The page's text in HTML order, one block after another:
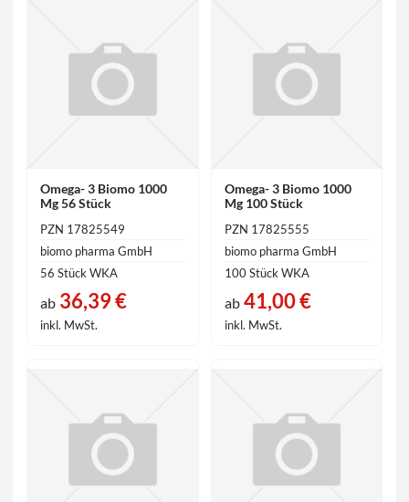
Omega- 3 Biomo 1000
Mg 56 Stück
PZN 17825549
biomo pharma GmbH
56 Stück WKA
ab 36,39 €
inkl. MwSt.
Omega- 3 Biomo 1000
Mg 100 Stück
PZN 17825555
biomo pharma GmbH
100 Stück WKA
ab41,00 €
inkl. MwSt.